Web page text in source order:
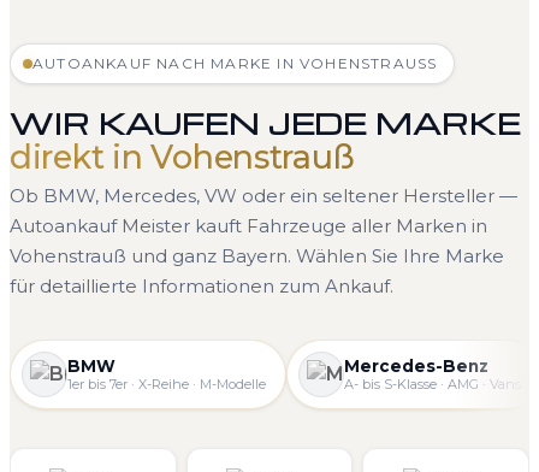
AUTOANKAUF NACH MARKE IN VOHENSTRAUSS
WIR KAUFEN JEDE MARKE
direkt in Vohenstrauß
Ob BMW, Mercedes, VW oder ein seltener Hersteller —
Autoankauf Meister kauft Fahrzeuge aller Marken in
Vohenstrauß und ganz Bayern. Wählen Sie Ihre Marke
für detaillierte Informationen zum Ankauf.
BMW
1er bis 7er · X-Reihe · M-Modelle
Mercedes-Benz
A- bis S-Klasse · AMG · Vans